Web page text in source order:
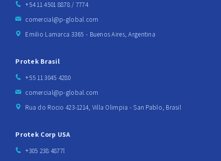
+54 11 4501 8878 / 7774
comercial@p-global.com
Emilio Lamarca 3365 - Buenos Aires, Argentina
Protek Brasil
+55 11 3045 4280
comercial@p-global.com
Rua do Rocio 423-1214, Villa Olimpia - San Pablo, Brasil
Protek Corp USA
+305 238 4877l